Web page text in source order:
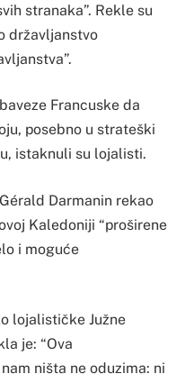
stranaka”. Rekle su
državljanstvo
Francuske da
posebno u strateški
istaknuli su lojalisti.
Darmanin rekao
Kaledoniji “proširene
i moguće
lojalističke Južne
je: “Ova
ništa ne oduzima: ni